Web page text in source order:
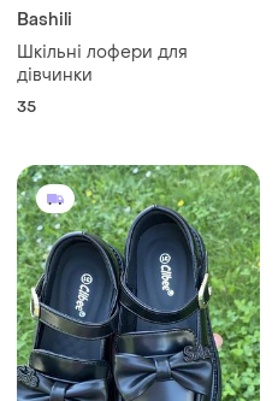
Bashili
Шкільні лофери для
дівчинки
35